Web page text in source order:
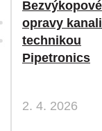
Bezvýkopové
opravy
technikou
Pipetronics
2. 4. 2026